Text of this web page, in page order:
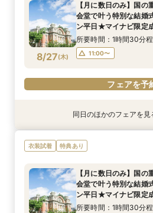
8/25(火)
所要時間：1時間程度
10:00〜
フェアを予約
8/25(火)
所要時間：1時間程度
11:00〜
フェアを予約
8/27(木)
【月に数日のみ】国
会堂で叶う特別な結婚
ン平日★マイナビ限定
所要時間：1時間30分
11:00〜
フェアを予
特典あり
8/27(木)
【フォト相談会】国の
会堂で叶えるフォトウ
所要時間：1時間程度
10:00〜
8/27(木)
【月に数日のみ】国の
会堂で叶う特別な結婚
所要時間：1時間程度
11:00〜
同日のほかのフェアを見
衣装試着 特典あり
【月に数日のみ】国
会堂で叶う特別な結婚
ン平日★マイナビ限定
所要時間：1時間30分